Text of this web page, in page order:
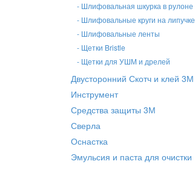
- Шлифовальная шкурка в рулоне
- Шлифовальные круги на липучке
- Шлифовальные ленты
- Щетки Bristle
- Щетки для УШМ и дрелей
Двусторонний Скотч и клей 3М
Инструмент
Средства защиты 3М
Сверла
Оснастка
Эмульсия и паста для очистки